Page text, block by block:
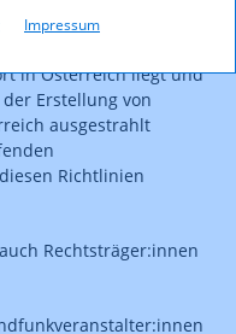
Impressum
in Österreich liegt und
Erstellung von
ausgestrahlt
Richtlinien
Rechtsträger:innen